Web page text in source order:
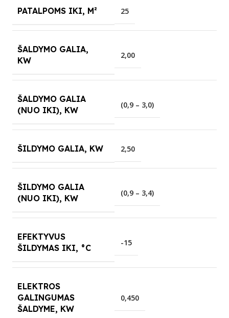
PATALPOMS IKI, M² 25
ŠALDYMO GALIA,
KW
2,00
ŠALDYMO GALIA
(NUO IKI), KW
(0,9 – 3,0)
ŠILDYMO GALIA, KW 2,50
ŠILDYMO GALIA
(NUO IKI), KW
(0,9 – 3,4)
EFEKTYVUS
ŠILDYMAS IKI, °C
-15
ELEKTROS
GALINGUMAS
ŠALDYME, KW
0,450